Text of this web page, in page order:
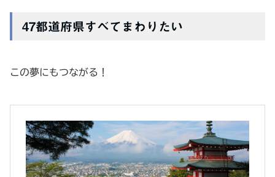
47都道府県すべてまわりたい
この夢にもつながる！